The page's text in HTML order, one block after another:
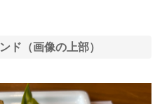
ド（画像の上部）